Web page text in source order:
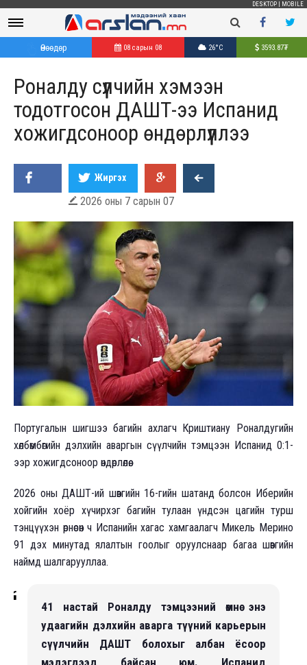
DESKTOP MOBILE
Өнөөдөр 08 сарын 08 26°C 3593.87₮
Роналду сүүлчийн хэмээн
тодотгосон ДАШТ-ээ Испанид
хожигдсоноор өндөрлүүллээ
Жиргэх
 2026 оны 7 сарын 07
Португалын шигшээ багийн ахлагч Криштиану Роналдугийн
хөлбөмбөгийн дэлхийн аваргын сүүлчийн тэмцээн Испанид 0:1-
ээр хожигдсоноор өндөрлөлөө.
2026 оны ДАШТ-ий шөвгийн 16-гийн шатанд болсон Иберийн
хойгийн хоёр хүчирхэг багийн тулаан үндсэн цагийн турш
тэнцүүхэн өрнөсөн ч Испанийн хагас хамгаалагч Микель Мерино
91 дэх минутад ялалтын гоолыг оруулснаар багаа шөвгийн
наймд шалгарууллаа.
41 настай Роналду тэмцээний өмнө энэ
удаагийн дэлхийн аварга түүний карьерын
сүүлчийн ДАШТ болохыг албан ёсоор